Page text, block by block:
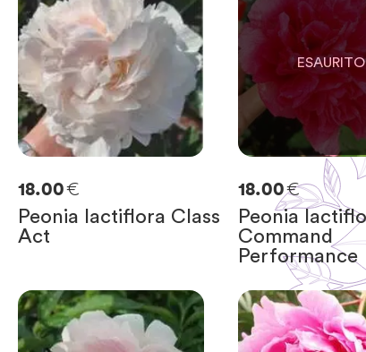
18.00€
Peonia lactiflora Class
Act
18.00€
Peonia
Command
Performance